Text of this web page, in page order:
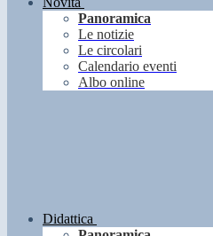
Panoramica
Le notizie
Le circolari
Calendario eventi
Albo online
Didattica